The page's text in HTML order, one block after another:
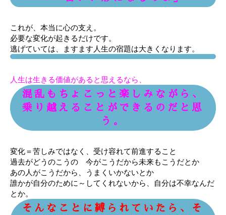
これが、本当に心の支え。
必要な変化が起きるだけです。
逃げていては、ますます人生の宿題は大きくなります。
人生は生きる価値があると思えるなら、
混乱もちょこっと楽しみながら、
乗り越えることができるのだと思
う。
変化＝苦しみではなく、受け容れて前進すること
過去がどうのこうの 今がこうだから未来もこうだとか
あの人がこうだから、うまくいかないとか
誰かが自分のために～してくれないから、自分は不幸なんだ
とか。
そんなことに縛られていたら、そ